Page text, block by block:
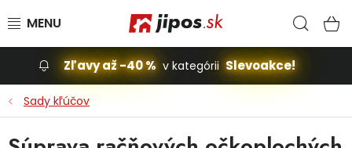
Slevoakce
Stavba, dom
Zľavy až -40 % v kategórii Slevoakce!
Sady kľúčov